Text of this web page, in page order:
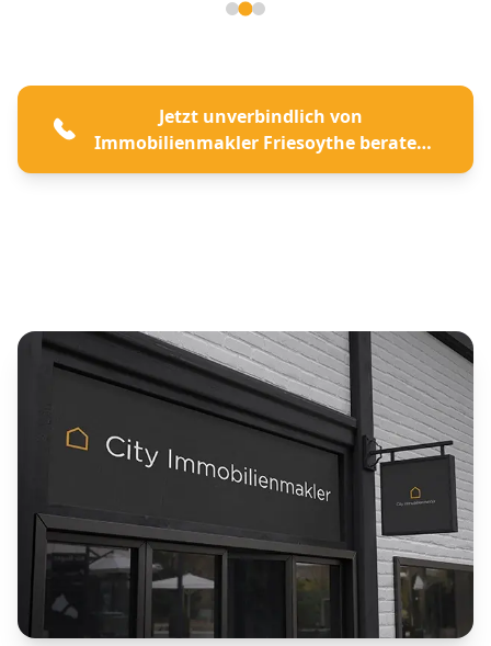
Jetzt unverbindlich von
Immobilienmakler Friesoythe beraten
lassen